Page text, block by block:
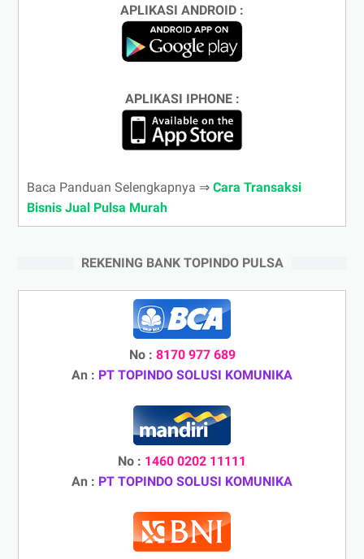
APLIKASI ANDROID :
APLIKASI IPHONE :
Baca Panduan Selengkapnya ⇒ Cara Transaksi
Bisnis Jual Pulsa Murah
REKENING BANK TOPINDO PULSA
No : 8170 977 689
An : PT TOPINDO SOLUSI KOMUNIKA
No : 1460 0202 11111
An : PT TOPINDO SOLUSI KOMUNIKA